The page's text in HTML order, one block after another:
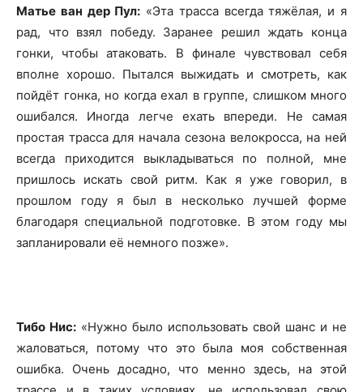
Матье ван дер Пул: «Эта трасса всегда тяжёлая, и я
рад, что взял победу. Заранее решил ждать конца
гонки, чтобы атаковать. В финале чувствовал себя
вполне хорошо. Пытался выжидать и смотреть, как
пойдёт гонка, но когда ехал в группе, слишком много
ошибался. Иногда легче ехать впереди. Не самая
простая трасса для начала сезона велокросса, на ней
всегда приходится выкладываться по полной, мне
пришлось искать свой ритм. Как я уже говорил, в
прошлом году я был в несколько лучшей форме
благодаря специальной подготовке. В этом году мы
запланировали её немного позже».
Тибо Нис: «Нужно было использовать свой шанс и не
жаловаться, потому что это была моя собственная
ошибка. Очень досадно, что менно здесь, на этой